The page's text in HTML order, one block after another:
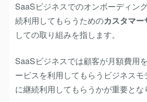
SaaSビジネスでのオンボーディン
続利用してもらうためのカスタマー
しての取り組みを指します。
SaaSビジネスでは顧客が月額費用
ービスを利用してもらうビジネス
に継続利用してもらうかが重要とな